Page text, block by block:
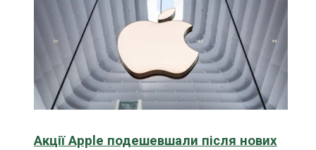
Акції Apple подешевшали після нових